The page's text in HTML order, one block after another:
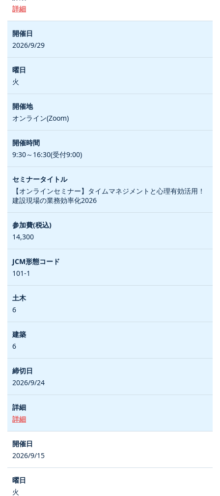
詳細
2026/9/29
火
オンライン(Zoom)
9:30～16:30(受付9:00)
【オンラインセミナー】タイムマネジメントと心理有効活用！
建設現場の業務効率化2026
14,300
101-1
6
6
2026/9/24
詳細
2026/9/15
火